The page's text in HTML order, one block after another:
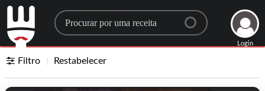
Search for a recipe
Login
Filtro Restabelecer